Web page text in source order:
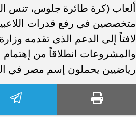
ألعاب (كرة طائرة جلوس، تنس
متخصصين في رفع قدرات
لافتاً إلى الدعم الذى تقدمه
والمشروعات انطلاقاً من
رياضيين يحملون إسم مصر في